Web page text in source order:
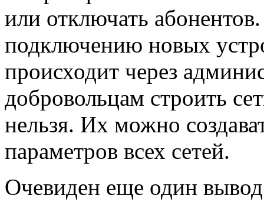
или отключать
подключению новых
происходит через
добровольцам строить
нельзя. Их можно
параметров всех сетей.
Очевиден еще один